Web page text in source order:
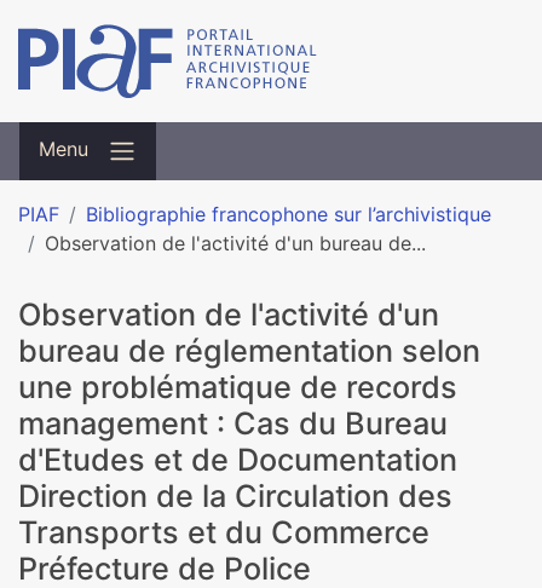
Menu
PIAF
Bibliographie francophone sur l’archivistique
Observation de l'activité d'un bureau de...
Observation de l'activité d'un
bureau de réglementation selon
une problématique de records
management : Cas du Bureau
d'Etudes et de Documentation
Direction de la Circulation des
Transports et du Commerce
Préfecture de Police